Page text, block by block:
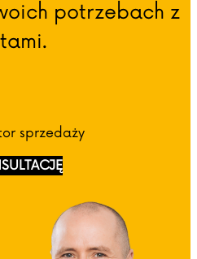
potrzebach z
sprzedaży